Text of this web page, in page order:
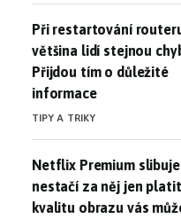
Při restartování
Při restartování
většina lidí stejnou
Přijdou tím o důležité
informace
TIPY A TRIKY
Netflix Premium
Netflix Premium slibuje
nestačí za něj jen
kvalitu obrazu vás